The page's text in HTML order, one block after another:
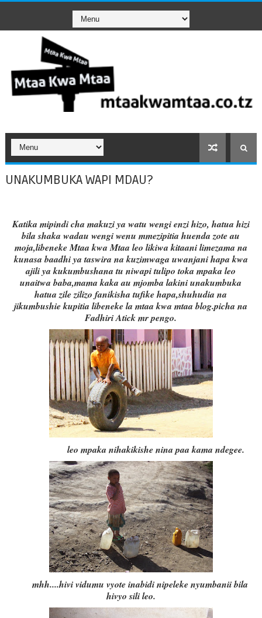
UNAKUMBUKA WAPI MDAU?
Katika mipindi cha makuzi ya watu wengi enzi hizo, hatua hizi
bila shaka wadau wengi wenu mmezipitia huenda zote au
moja,libeneke Mtaa kwa Mtaa leo likiwa kitaani limezama na
kunasa baadhi ya taswira na kuzimwaga uwanjani hapa kwa
ajili ya kukumbushana tu niwapi tulipo toka mpaka leo
unaitwa baba,mama kaka au mjomba lakini unakumbuka
hatua zile zilizo fanikisha tufike hapa,shuhudia na
jikumbushie kupitia libeneke la mtaa kwa mtaa blog.picha na
Fadhiri Atick mr pengo.
leo mpaka nihakikishe nina paa kama ndegee.
mhh....hivi vidumu vyote inabidi nipeleke nyumbanii bila
hivyo sili leo.